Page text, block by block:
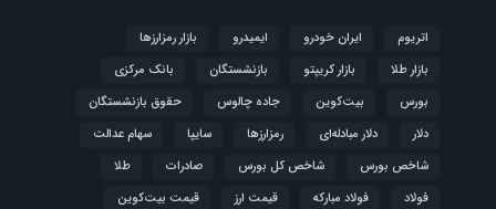
اتریوم ایران خودرو ایمیدرو
بازار رمزارزها
بازار طلا
بازار کریپتو بازنشستگان
بانک مرکزی
بورس
بیت‌کوین جاده چالوس
حقوق بازنشستگان
دلار
دلار مبادله‌ای رمزارزها سایپا
سهام عدالت
شاخص بورس
شاخص کل بورس صادرات
طلا
فولاد
فولاد مبارکه قیمت ارز
قیمت بیت‌کوین